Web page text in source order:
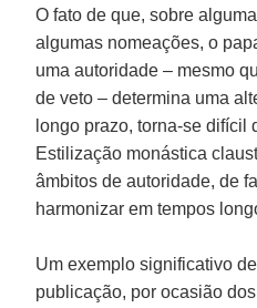
O fato de que, sobre
algumas nomeações, o
uma autoridade – mesmo
de veto – determina uma
longo prazo, torna-se difícil
Estilização monástica
âmbitos de autoridade, de
harmonizar em tempos
Um exemplo significativo
publicação, por ocasião